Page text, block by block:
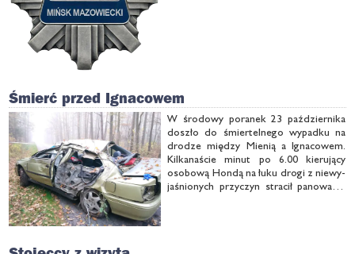
Śmierć przed Ignacowem
W śro­do­wy po­ra­nek 23 paź­dzier­ni­ka
do­szło do śmier­tel­ne­go wy­pad­ku na
dro­dze mię­dzy Mie­nią a Igna­co­wem.
Kil­ka­na­ście mi­nut po 6.00 kie­ru­ją­cy
oso­bo­wą Hon­dą na łu­ku dro­gi z nie­wy­
ja­śnio­nych przy­czyn stra­cił pa­no­wa­nie